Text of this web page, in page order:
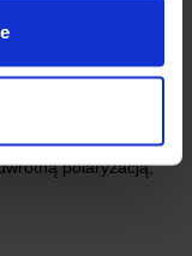
polaryzacją,